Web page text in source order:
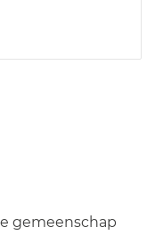
gemeenschap